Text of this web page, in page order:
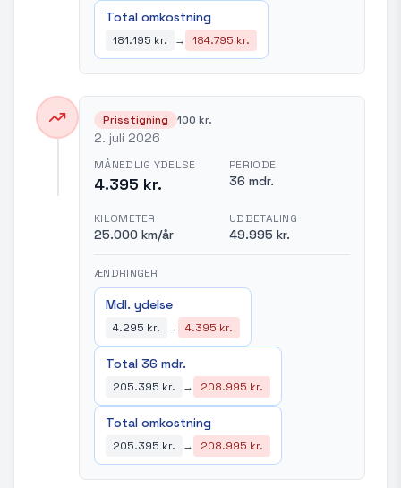
Total omkostning
181.195 kr. → 184.795 kr.
Prisstigning 100 kr.
2. juli 2026
MÅNEDLIG YDELSE
4.395 kr.
PERIODE
36 mdr.
KILOMETER
25.000 km/år
UDBETALING
49.995 kr.
ÆNDRINGER
Mdl. ydelse
4.295 kr. → 4.395 kr.
Total 36 mdr.
205.395 kr. → 208.995 kr.
Total omkostning
205.395 kr. → 208.995 kr.